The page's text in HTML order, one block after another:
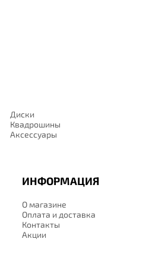
Диски
Квадрошины
Аксессуары
ИНФОРМАЦИЯ
О магазине
Оплата и доставка
Контакты
Акции